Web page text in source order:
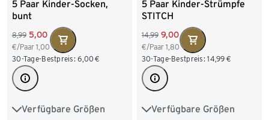
5 Paar Kinder-Socken,
bunt
8,99 5,00
€/Paar 1,00
30-Tage-Bestpreis: 6,00 €
Verfügbare Größen
23-26 27-30 31-34
5 Paar Kinder-Strümpfe
STITCH
14,99 9,00
€/Paar 1,80
30-Tage-Bestpreis: 14,99 €
Verfügbare Größen
27-30 31-34 35-38